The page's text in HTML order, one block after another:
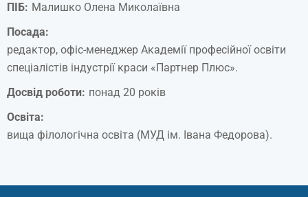
ПІБ: Малишко Олена Миколаївна
Посада:
редактор, офіс-менеджер Академії професійної освіти
спеціалістів індустрії краси «Партнер Плюс».
Досвід роботи: понад 20 років
Освіта:
вища філологічна освіта (МУД ім. Івана Федорова).